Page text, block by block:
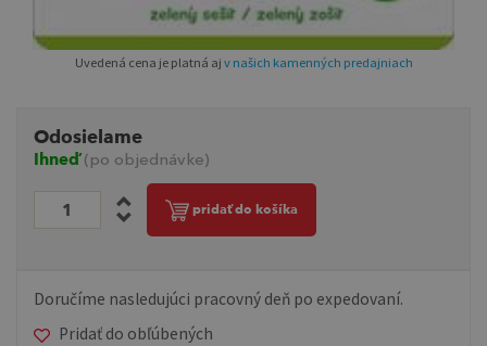
Uvedená cena je platná aj v našich kamenných predajniach
Odosielame
Ihneď(po objednávke)
pridať do košíka
Doručíme nasledujúci pracovný deň po expedovaní.
Pridať do obľúbených